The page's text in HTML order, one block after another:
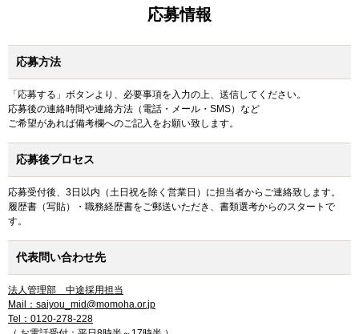
応募情報
応募方法
「応募する」ボタンより、必要事項を入力の上、送信してください。
応募後の連絡時間や連絡方法（電話・メール・SMS）など
ご希望があれば備考欄へのご記入をお願い致します。
応募後プロセス
応募受付後、3日以内（土日祝を除く営業日）に担当者からご連絡致します。
履歴書（写貼）・職務経歴書をご郵送いただき、書類選考からのスタートで
す。
代表問い合わせ先
法人管理部 中途採用担当
Mail：saiyou_mid@momoha.or.jp
Tel：0120-278-228